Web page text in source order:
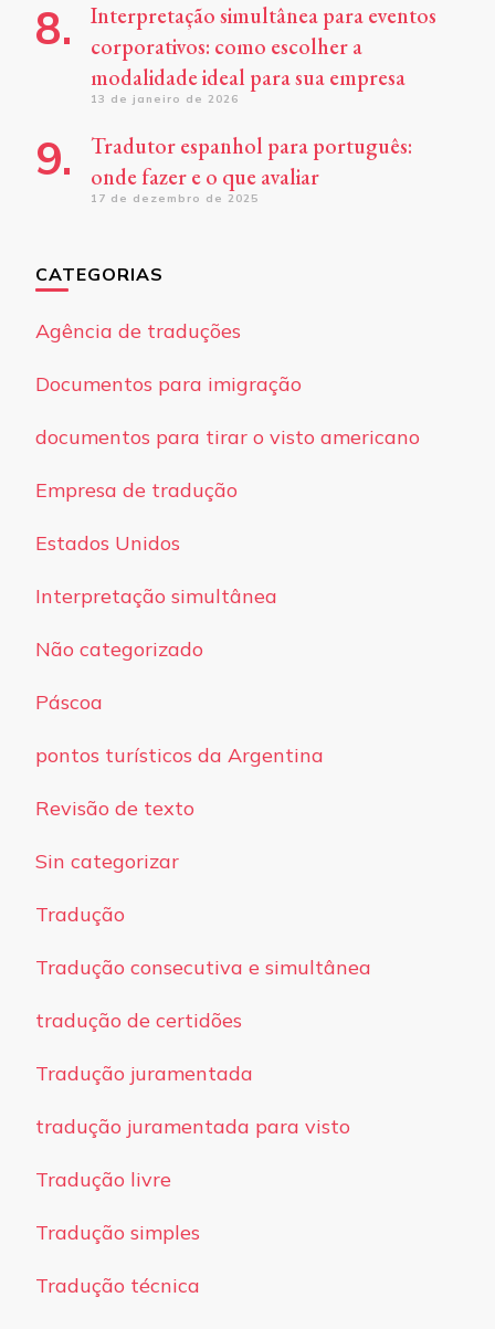
Interpretação simultânea para eventos
corporativos: como escolher a
modalidade ideal para sua empresa
13 de janeiro de 2026
Tradutor espanhol para português:
onde fazer e o que avaliar
17 de dezembro de 2025
CATEGORIAS
Agência de traduções
Documentos para imigração
documentos para tirar o visto americano
Empresa de tradução
Estados Unidos
Interpretação simultânea
Não categorizado
Páscoa
pontos turísticos da Argentina
Revisão de texto
Sin categorizar
Tradução
Tradução consecutiva e simultânea
tradução de certidões
Tradução juramentada
tradução juramentada para visto
Tradução livre
Tradução simples
Tradução técnica